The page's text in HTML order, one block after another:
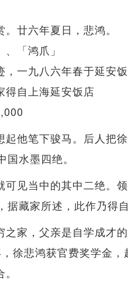
廿六年夏日，悲鸿。
「鸿爪」
一九八六年春于延安饭
得自上海延安饭店
他笔下骏马。后人把
水墨四绝。
可见当中的其中二绝。
藏家所述，此作乃得自
家，父亲是自学成才
徐悲鸿获官费奖学金